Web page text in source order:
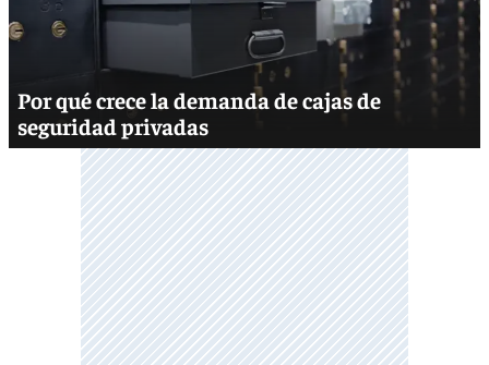
Por qué crece la demanda de cajas de
seguridad privadas